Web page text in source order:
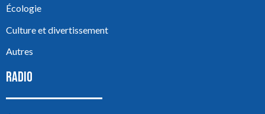
Écologie
Culture et divertissement
Autres
RADIO